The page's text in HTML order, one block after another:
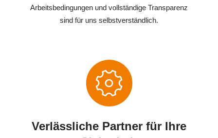
Arbeitsbedingungen und vollständige Transparenz
sind für uns selbstverständlich.
Verlässliche Partner für Ihre